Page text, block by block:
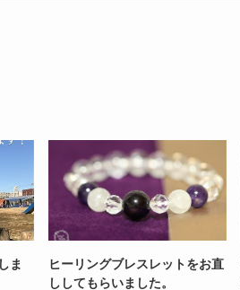
ま
ヒーリングブレスレットをお直
ししてもらいました。